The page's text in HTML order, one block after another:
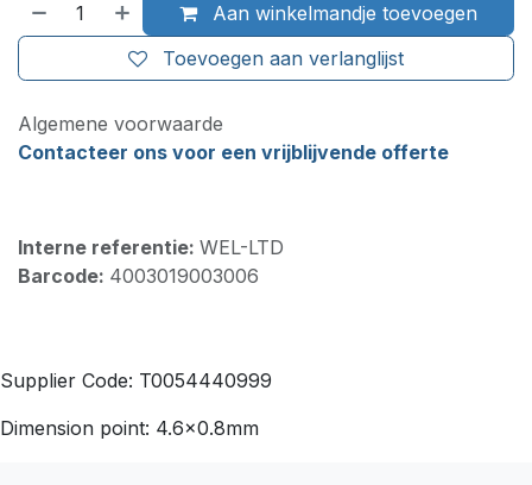
Aan winkelmandje toevoegen
Toevoegen aan verlanglijst
Algemene voorwaarde
Contacteer ons voor een vrijblijvende offerte
Interne referentie: WEL-LTD
Barcode: 4003019003006
Supplier Code: T0054440999
Dimension point: 4.6x0.8mm